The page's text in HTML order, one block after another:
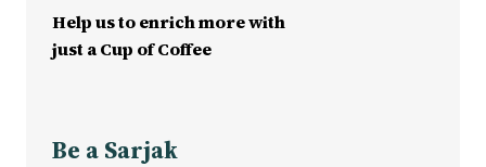
Help us to enrich more with
just a Cup of Coffee
Be a Sarjak